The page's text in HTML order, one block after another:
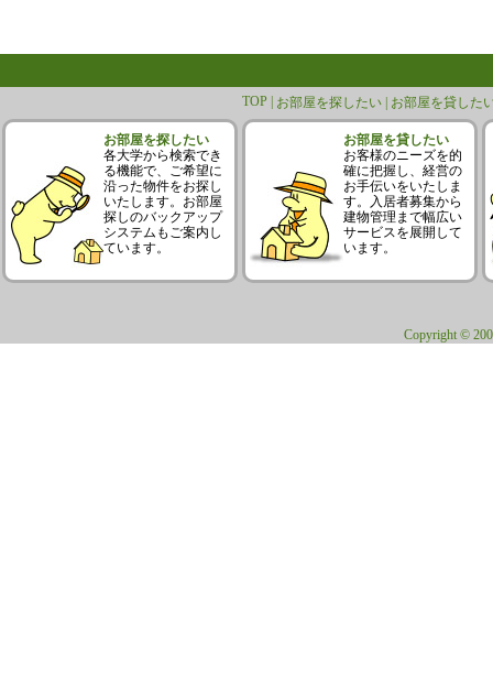
TOP | お部屋を探したい | お部屋を貸した
お部屋を探したい
各大学から検索でき
る機能で、ご希望に
沿った物件をお探し
いたします。お部屋
探しのバックアップ
システムもご案内し
ています。
お部屋を貸したい
お客様のニーズを的
確に把握し、経営の
お手伝いをいたしま
す。入居者募集から
建物管理まで幅広い
サービスを展開して
います。
Copyright ©